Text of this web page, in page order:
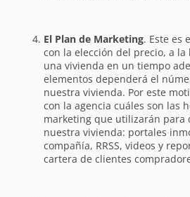
El Plan de Marketing. Este es
con la elección del precio, a
una vivienda en un tiempo
elementos dependerá el
nuestra vivienda. Por este
con la agencia cuáles son las
marketing que utilizarán para
nuestra vivienda: portales
compañía, RRSS, videos y
cartera de clientes